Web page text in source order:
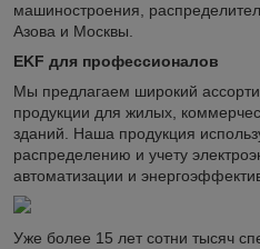
машиностроения,
Азова и Москвы.
EKF для профессионалов
Мы предлагаем широкий
продукции для жилых,
зданий. Наша продукция
распределению и учету
автоматизации и
Уже более 15 лет сотни тысяч